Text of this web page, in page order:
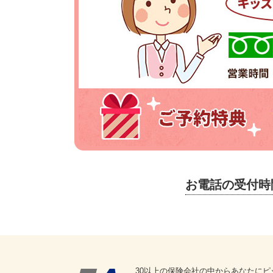
お電話の受付
30以上の保険会社の中からあなたに